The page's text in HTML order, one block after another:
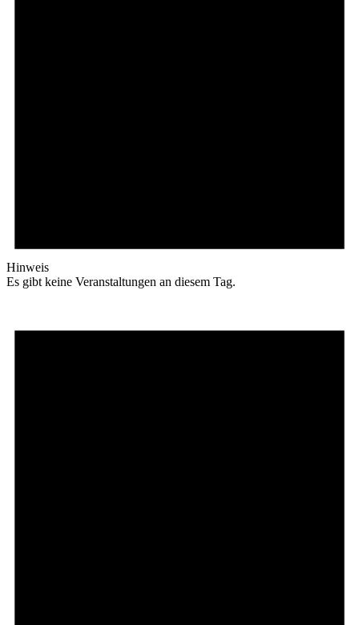
Hinweis
Es gibt keine Veranstaltungen an diesem Tag.